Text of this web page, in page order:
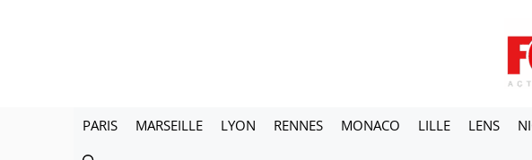
PARIS MARSEILLE LYON RENNES MONACO LILLE LENS